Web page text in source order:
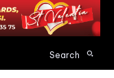
Search